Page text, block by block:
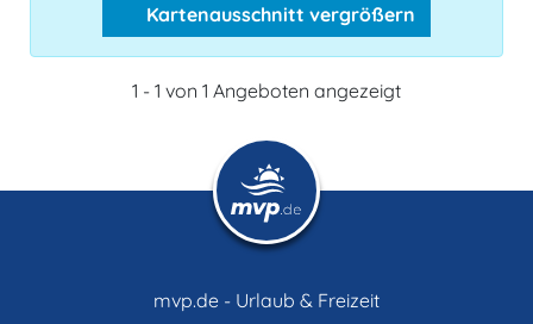
Kartenausschnitt vergrößern
1 - 1 von 1 Angeboten angezeigt
mvp.de - Urlaub & Freizeit